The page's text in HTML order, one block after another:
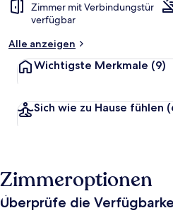
Zimmer mit Verbindungstür
verfügbar
Alle anzeigen
Wichtigste Merkmale (9)
Sich wie zu Hause fühlen
Zimmeroptionen
Überprüfe die